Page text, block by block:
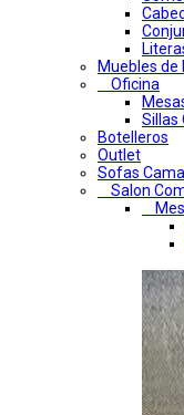
Muebles de
Oficina
Sillas
Botelleros
Outlet
Sofas Cama
Salon